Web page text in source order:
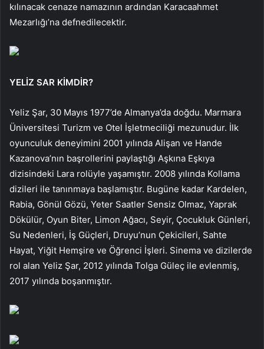
kılınacak cenaze namazının ardından Karacaahmet
Mezarlığı’na defnedilecektir.
YELİZ SAR KİMDİR?
Yeliz Şar, 30 Mayıs 1977’de Almanya’da doğdu. Marmara
Üniversitesi Turizm ve Otel İşletmeciliği mezunudur. İlk
oyunculuk deneyimini 2001 yılında Alişan ve Hande
Kazanova’nın başrollerini paylaştığı Aşkına Eşkıya
dizisindeki Lara rolüyle yaşamıştır. 2008 yılında Kollama
dizileri ile tanınmaya başlamıştır. Bugüne kadar Kardelen,
Rabia, Gönül Gözü, Yeter Saatler Sensiz Olmaz, Yaprak
Dökülür, Oyun Biter, Limon Ağacı, Seyir, Çocukluk Günleri,
Su Nedenleri, İş Güçleri, Druyu’nun Çekicileri, Sahte
Hayat, Yiğit Hemşire ve Öğrenci İşleri. Sinema ve dizilerde
rol alan Yeliz Şar, 2012 yılında Tolga Güleç ile evlenmiş,
2017 yılında boşanmıştır.